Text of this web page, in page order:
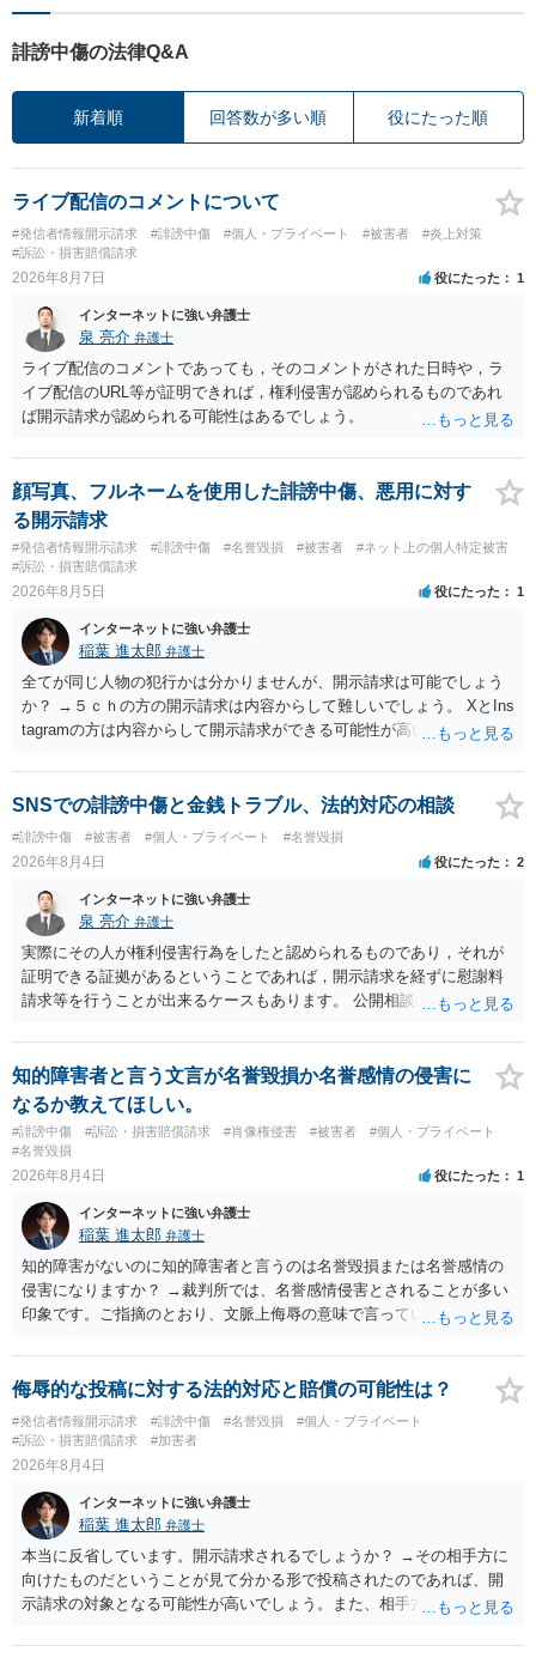
誹謗中傷の法律Q&A
新着順 回答数が多い順 役にたった順
ライブ配信のコメントについて
#発信者情報開示請求 #誹謗中傷 #個人・プライベート #被害者
#炎上対策
#訴訟・損害賠償請求
2026年8月7日 役にたった 1
インターネットに強い弁護士
泉 亮介 弁護士
ライブ配信のコメントであっても，そのコメントがされた日時や，ラ
イブ配信のURL等が証明できれば，権利侵害が認められるものであれ
ば開示請求が認められる可能性はあるでしょう。
顔写真、フルネームを使用した誹謗中傷、悪用に対す
る開示請求
#発信者情報開示請求 #誹謗中傷 #名誉毀損 #被害者
#ネット上の個人特定被害
#訴訟・損害賠償請求
2026年8月5日 役にたった 1
インターネットに強い弁護士
稲葉 進太郎 弁護士
全てが同じ人物の犯行かは分かりませんが、開示請求は可能でしょう
か？ →５ｃｈの方の開示請求は内容からして難しいでしょう。 XとIns
tagramの方は内容からして開示請求ができる可能性が高いでしょう。
いでしょう。７月中にアカウントが削除されている場合、今から進め
ても失敗する可能性が高いように思われます。 相手を特定できた場
合、相手に全ての弁護士費用を負担させることは可能でしょうか？ →
訴訟外の交渉で相手方が認めれば負担させることができるでしょう。
訴訟で判決となった場合は、実際の弁護士費用が認められる場合と認
められない場合があり何ともいえないところでしょう。
SNSでの誹謗中傷と金銭トラブル、法的対応の相談
#誹謗中傷 #被害者 #個人・プライベート #名誉毀損
2026年8月4日 役にたった 2
インターネットに強い弁護士
泉 亮介 弁護士
実際にその人が権利侵害行為をしたと認められるものであり，それが
証明できる証拠があるということであれば，開示請求を経ずに慰謝料
請求等を行うことが出来るケースもあります。 公開相談の場では回答
に個別に相談されると良いでしょう。
知的障害者と言う文言が名誉毀損か名誉感情の侵害に
なるか教えてほしい。
#誹謗中傷 #訴訟・損害賠償請求 #肖像権侵害 #被害者
#個人・プライベート
#名誉毀損
2026年8月4日 役にたった 1
インターネットに強い弁護士
稲葉 進太郎 弁護士
知的障害がないのに知的障害者と言うのは名誉毀損または名誉感情の
侵害になりますか？ →裁判所では、名誉感情侵害とされることが多い
印象です。ご指摘のとおり、文脈上侮辱の意味で言っている点も加味
侮辱的な投稿に対する法的対応と賠償の可能性は？
#発信者情報開示請求 #誹謗中傷 #名誉毀損
#個人・プライベート
#訴訟・損害賠償請求
#加害者
2026年8月4日
インターネットに強い弁護士
稲葉 進太郎 弁護士
本当に反省しています。開示請求されるでしょうか？ →その相手方に
向けたものだということが見て分かる形で投稿されたのであれば、開
示請求の対象となる可能性が高いでしょう。また、相手方の投稿した
と存じます。発信者情報開示請求が進むと、投稿に使った回線の契約